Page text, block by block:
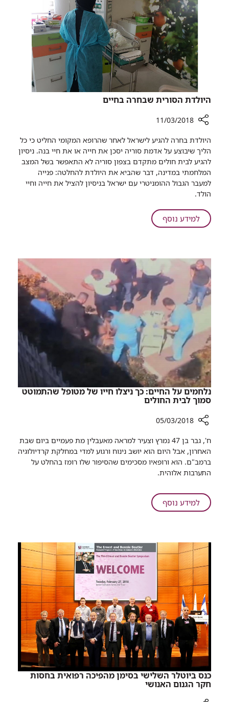
​היולדת הסורית שבחרה בחיים
שיתוף
היולדת
הסורית
שבחרה
בחיים
11/03/2018
ה​יולדת בחרה להגיע לישראל לאחר שהרופא המקומי החליט כי כל
הליך שיבוצע על אדמת סוריה יסכן את חייה או את חיי בנה. ניסיון
להגיע לבית חולים מתקדם בצפון סוריה לא התאפשר בשל המצב
המלחמתי במדינה, דבר שהביא את היולדת להחלטה: פנייה
למעבר הגבול ההומניטרי עם ישראל בניסיון להציל את חייה וחיי
הולד.
למידע נוסףעל
שבחרה
בחיים
נלחמים על החיים: כך ניצלו חייו של מטופל שהתמוטט
סמוך לבית החולים
שיתוף
נלחמים
החיים:
ניצלו
חייו
שהתמוטט
לבית
החולים
05/03/2018
ח', גבר בן 47 נמרץ וצעיר למראה מאעבלין מת פעמיים ביום שבת
האחרון, אבל היום הוא יושב נינוח ורגוע למדי במחלקת קרדיולוגיה
ברמב"ם. הוא ורופאיו מסכימים שהסיפור שלו רומז בהחלט על
התערבות אלוהית. ​​
למידע נוסףעל
נלחמים
כך
ניצלו
חייו
של
מטופל
שהתמוטט
סמוך
לבית
החולים
​כנס ביוטלר השלישי בסימן מהפיכה רפואית בחסות
חקר הגנום האנושי